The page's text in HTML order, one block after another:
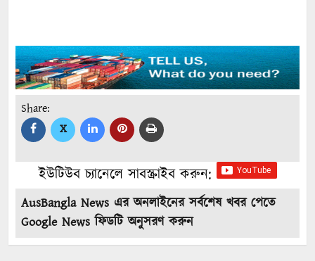
Share:
X
ইউটিউব চ্যানেলে সাবস্ক্রাইব করুন:
AusBangla News এর অনলাইনের সর্বশেষ খবর পেতে
Google News ফিডটি অনুসরণ করুন